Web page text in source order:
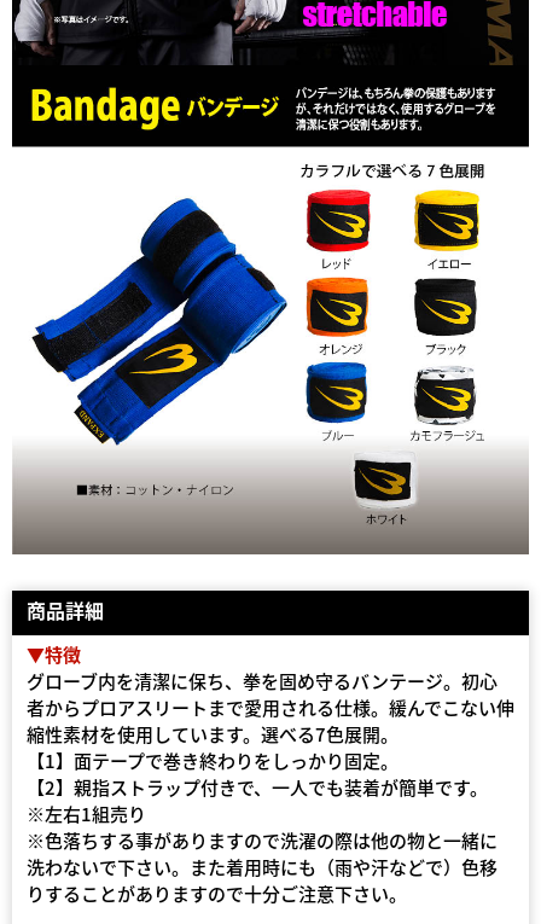
商品詳細
▼特徴
グローブ内を清潔に保ち、拳を固め守るバンテージ。初心
者からプロアスリートまで愛用される仕様。緩んでこない伸
縮性素材を使用しています。選べる7色展開。
【1】面テープで巻き終わりをしっかり固定。
【2】親指ストラップ付きで、一人でも装着が簡単です。
※左右1組売り
※色落ちする事がありますので洗濯の際は他の物と一緒に
洗わないで下さい。また着用時にも（雨や汗などで）色移
りすることがありますので十分ご注意下さい。